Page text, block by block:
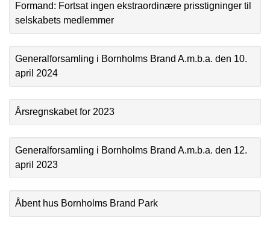
Formand: Fortsat ingen ekstraordinære prisstigninger til
selskabets medlemmer
Generalforsamling i Bornholms Brand A.m.b.a. den 10.
april 2024
Årsregnskabet for 2023
Generalforsamling i Bornholms Brand A.m.b.a. den 12.
april 2023
Åbent hus Bornholms Brand Park